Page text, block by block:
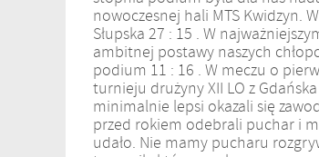
nowoczesnej hali MTS Kwidzyn.
Słupska 27 : 15 . W
ambitnej postawy naszych
podium 11 : 16 . W meczu o
turnieju drużyny XII LO z
minimalnie lepsi okazali się
przed rokiem odebrali puchar i
udało. Nie mamy pucharu